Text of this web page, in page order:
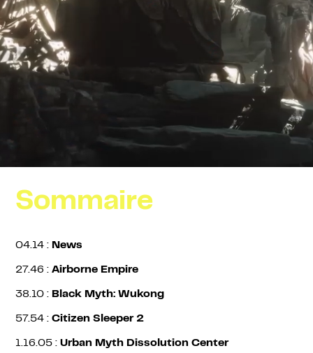
Dissolution Center.
Une écoute plus douillette qu’une paire de chaussons
en moumoute.
Fanzine Made Of Flesh - Mogwai
Sommaire
04.14 : News
27.46 :Airborne Empire
38.10 : Black Myth: Wukong
57.54 :Citizen Sleeper 2
1.16.05 :Urban Myth Dissolution Center